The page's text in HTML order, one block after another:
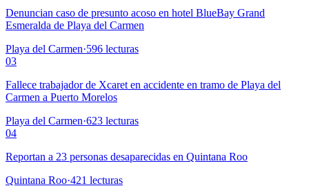
Denuncian caso de presunto acoso en hotel BlueBay Grand
Esmeralda de Playa del Carmen
Playa del Carmen·596 lecturas
03
Fallece trabajador de Xcaret en accidente en tramo de Playa del
Carmen a Puerto Morelos
Playa del Carmen·623 lecturas
04
Reportan a 23 personas desaparecidas en Quintana Roo
Quintana Roo·421 lecturas